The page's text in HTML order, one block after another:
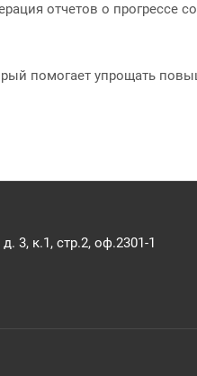
отчетов о прогрессе
помогает упрощать
3, к.1, стр.2, оф.2301-1